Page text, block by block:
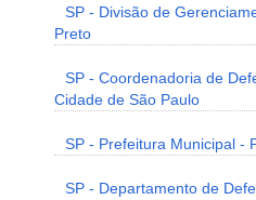
SP - Divisão de
Preto
SP - Coordenadoria de
Cidade de São Paulo
SP - Prefeitura Municipal -
SP - Departamento de